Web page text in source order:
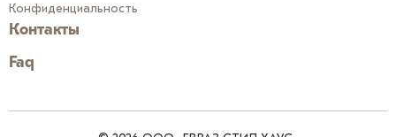
Конфиденциальность
Контакты
Faq